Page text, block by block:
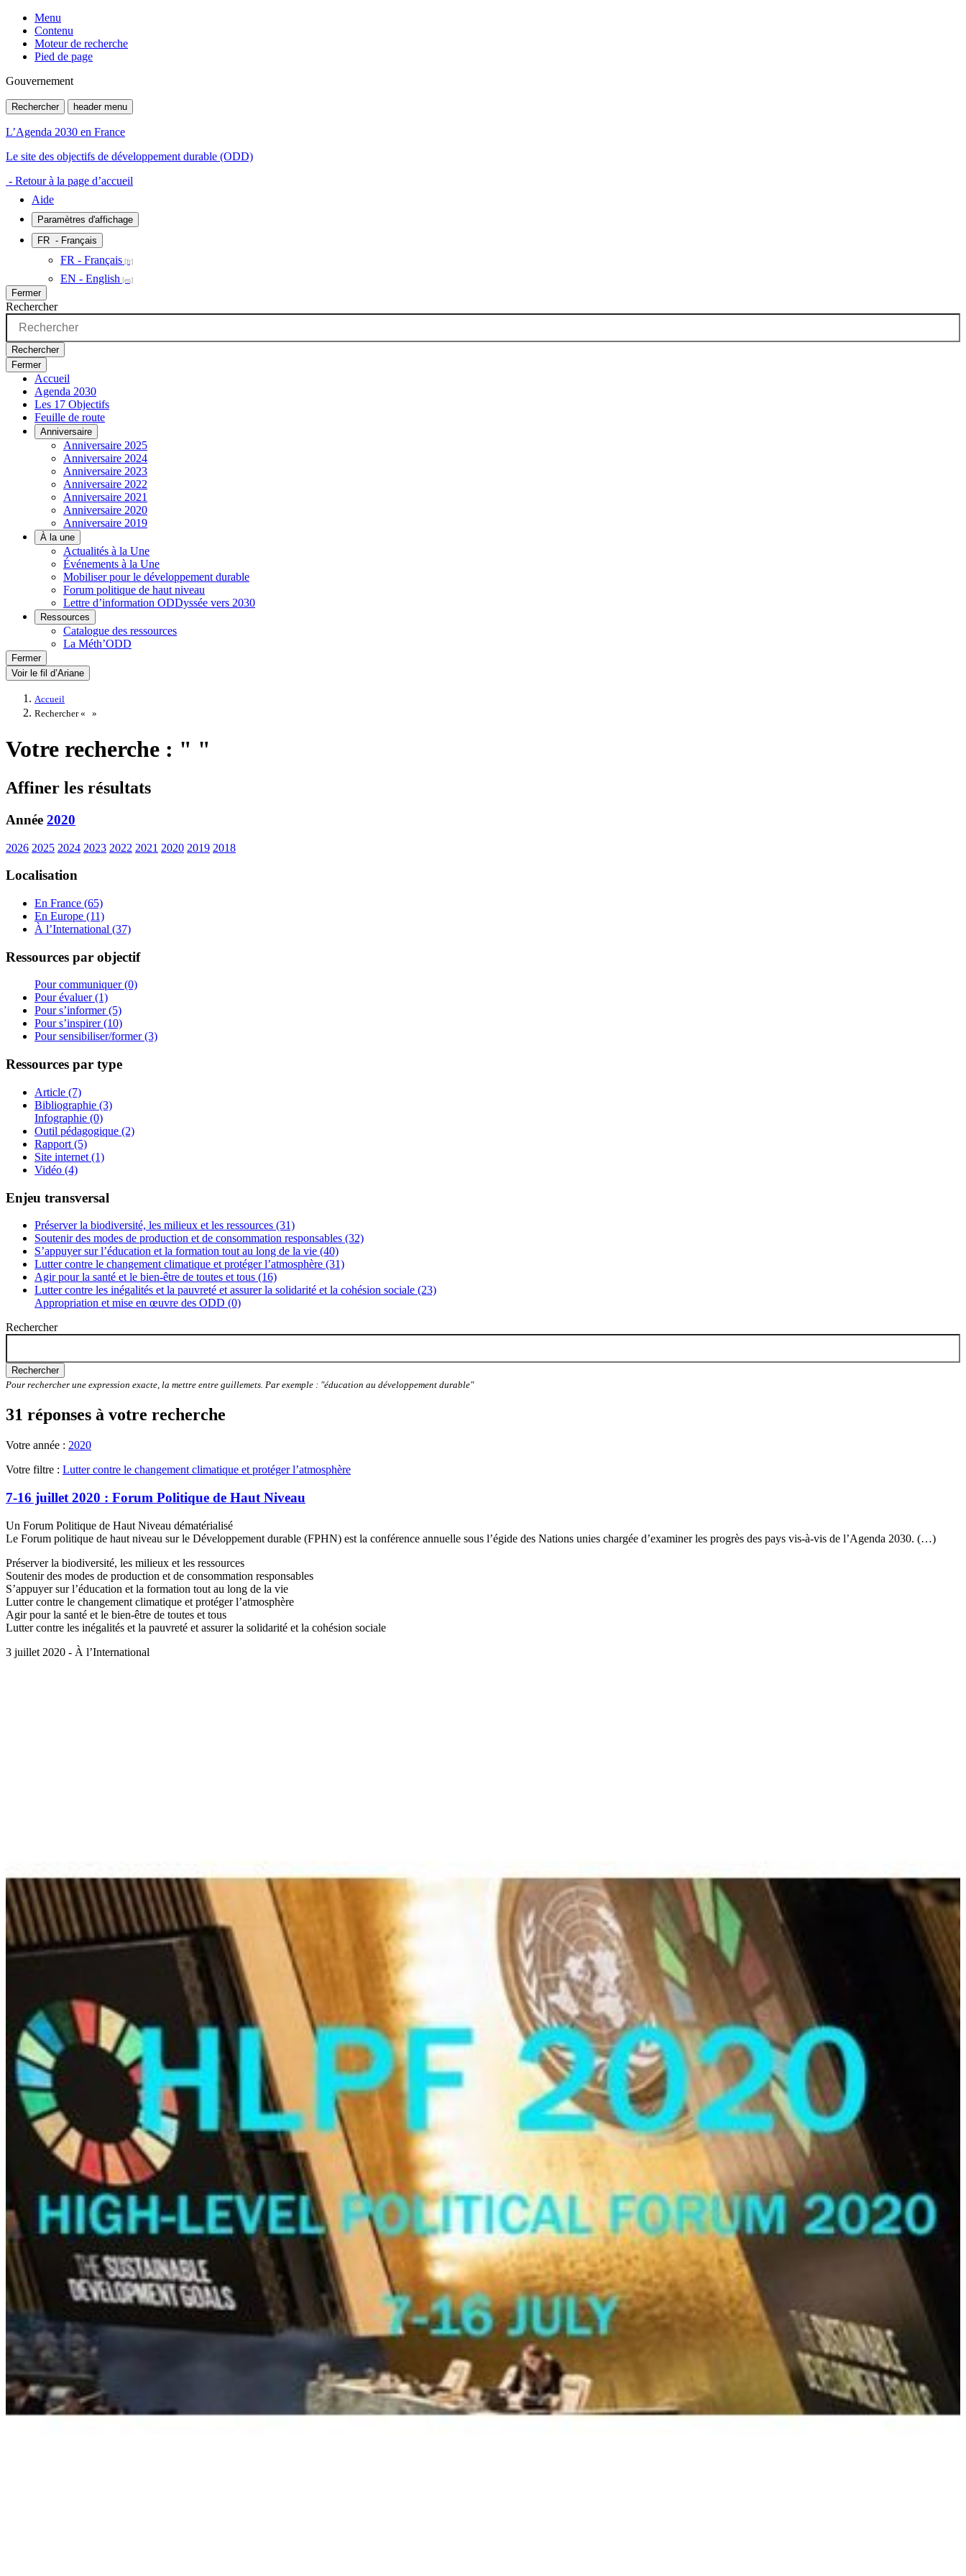
Menu
Contenu
Moteur de recherche
Pied de page
Gouvernement
Rechercher header menu
L’Agenda 2030 en France
Le site des objectifs de développement durable (ODD)
- Retour à la page d’accueil
Aide
Paramètres d'affichage
FR - Français
FR - Français
EN - English
Fermer
Rechercher
Rechercher
Fermer
Accueil
Agenda 2030
Les 17 Objectifs
Feuille de route
Anniversaire
Anniversaire 2025
Anniversaire 2024
Anniversaire 2023
Anniversaire 2022
Anniversaire 2021
Anniversaire 2020
Anniversaire 2019
À la une
Actualités à la Une
Événements à la Une
Mobiliser pour le développement durable
Forum politique de haut niveau
Lettre d’information ODDyssée vers 2030
Ressources
Catalogue des ressources
La Méth’ODD
Fermer
Voir le fil d’Ariane
Accueil
Rechercher «
»
Votre recherche : " "
Affiner les résultats
Année 2020
2026 2025 2024 2023 2022 2021 2020 2019 2018
Localisation
En France (65)
En Europe (11)
À l’International (37)
Ressources par objectif
Pour communiquer (0)
Pour évaluer (1)
Pour s’informer (5)
Pour s’inspirer (10)
Pour sensibiliser/former (3)
Ressources par type
Article (7)
Bibliographie (3)
Infographie (0)
Outil pédagogique (2)
Rapport (5)
Site internet (1)
Vidéo (4)
Enjeu transversal
Préserver la biodiversité, les milieux et les ressources (31)
Soutenir des modes de production et de consommation responsables (32)
S’appuyer sur l’éducation et la formation tout au long de la vie (40)
Lutter contre le changement climatique et protéger l’atmosphère (31)
Agir pour la santé et le bien-être de toutes et tous (16)
Lutter contre les inégalités et la pauvreté et assurer la solidarité et la cohésion sociale (23)
Appropriation et mise en œuvre des ODD (0)
Rechercher
Rechercher
Pour rechercher une expression exacte, la mettre entre guillemets. Par exemple : "éducation au développement durable"
31 réponses à votre recherche
Votre année : 2020
Votre filtre : Lutter contre le changement climatique et protéger l’atmosphère
7-16 juillet 2020 : Forum Politique de Haut Niveau
Un Forum Politique de Haut Niveau dématérialisé
Le Forum politique de haut niveau sur le Développement durable (FPHN) est la conférence annuelle sous l’égide des Nations unies chargée d’examiner les progrès des pays vis-à-vis de l’Agenda 2030. (…)
Préserver la biodiversité, les milieux et les ressources
Soutenir des modes de production et de consommation responsables
S’appuyer sur l’éducation et la formation tout au long de la vie
Lutter contre le changement climatique et protéger l’atmosphère
Agir pour la santé et le bien-être de toutes et tous
Lutter contre les inégalités et la pauvreté et assurer la solidarité et la cohésion sociale
3 juillet 2020 - À l’International